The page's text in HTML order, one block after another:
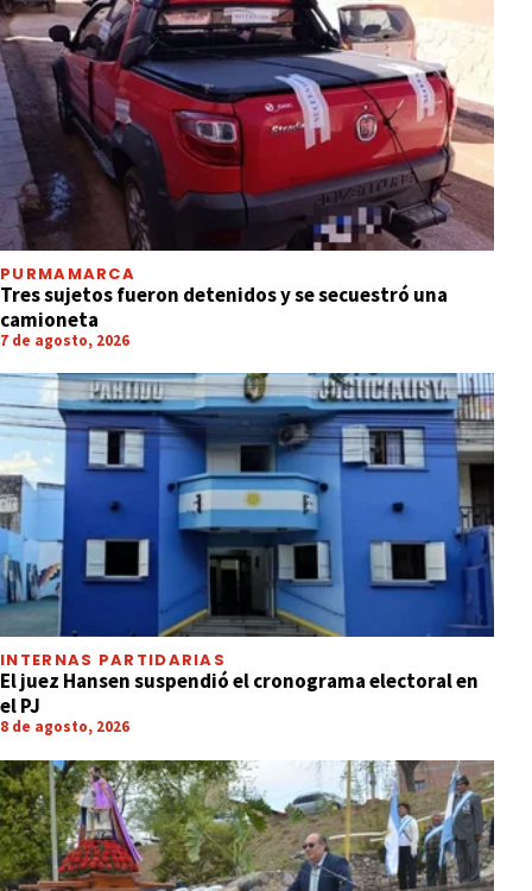
PURMAMARCA
Tres sujetos fueron detenidos y se secuestró una
camioneta
7 de agosto, 2026
INTERNAS PARTIDARIAS
El juez Hansen suspendió el cronograma electoral en
el PJ
8 de agosto, 2026